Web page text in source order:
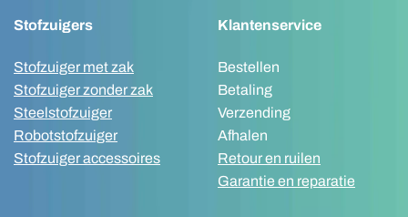
Stofzuigers
Stofzuiger met zak
Stofzuiger zonder zak
Steelstofzuiger
Robotstofzuiger
Stofzuiger accessoires
Klantenservice
Bestellen
Betaling
Verzending
Afhalen
Retour en ruilen
Garantie en reparatie